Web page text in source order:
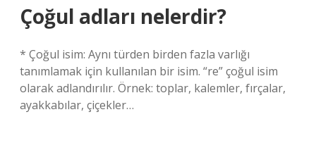
Çoğul adları nelerdir?
* Çoğul isim: Aynı türden birden fazla varlığı
tanımlamak için kullanılan bir isim. “re” çoğul isim
olarak adlandırılır. Örnek: toplar, kalemler, fırçalar,
ayakkabılar, çiçekler…